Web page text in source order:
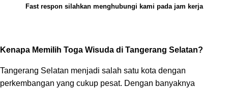
Fast respon silahkan menghubungi kami pada jam kerja
Kenapa Memilih Toga Wisuda di Tangerang Selatan?
Tangerang Selatan menjadi salah satu kota dengan
perkembangan yang cukup pesat. Dengan banyaknya